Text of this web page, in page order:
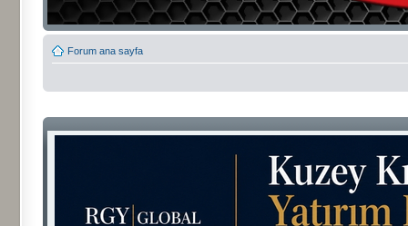
Forum ana sayfa